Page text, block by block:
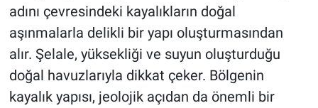
adını çevresindeki kayalıkların doğal
aşınmalarla delikli bir yapı oluşturmasından
alır. Şelale, yüksekliği ve suyun oluşturduğu
doğal havuzlarıyla dikkat çeker. Bölgenin
kayalık yapısı, jeolojik açıdan da önemli bir